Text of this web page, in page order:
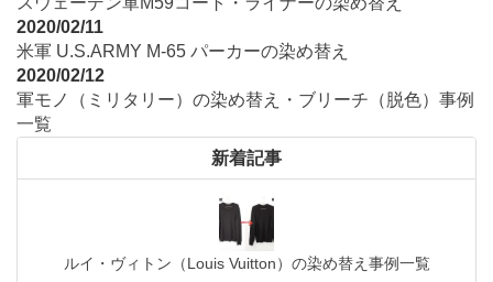
2020/02/11
米軍 U.S.ARMY M-65 パーカーの染め替え
2020/02/12
軍モノ（ミリタリー）の染め替え・ブリーチ（脱色）事例
一覧
新着記事
ルイ・ヴィトン（Louis Vuitton）の染め替え事例一覧